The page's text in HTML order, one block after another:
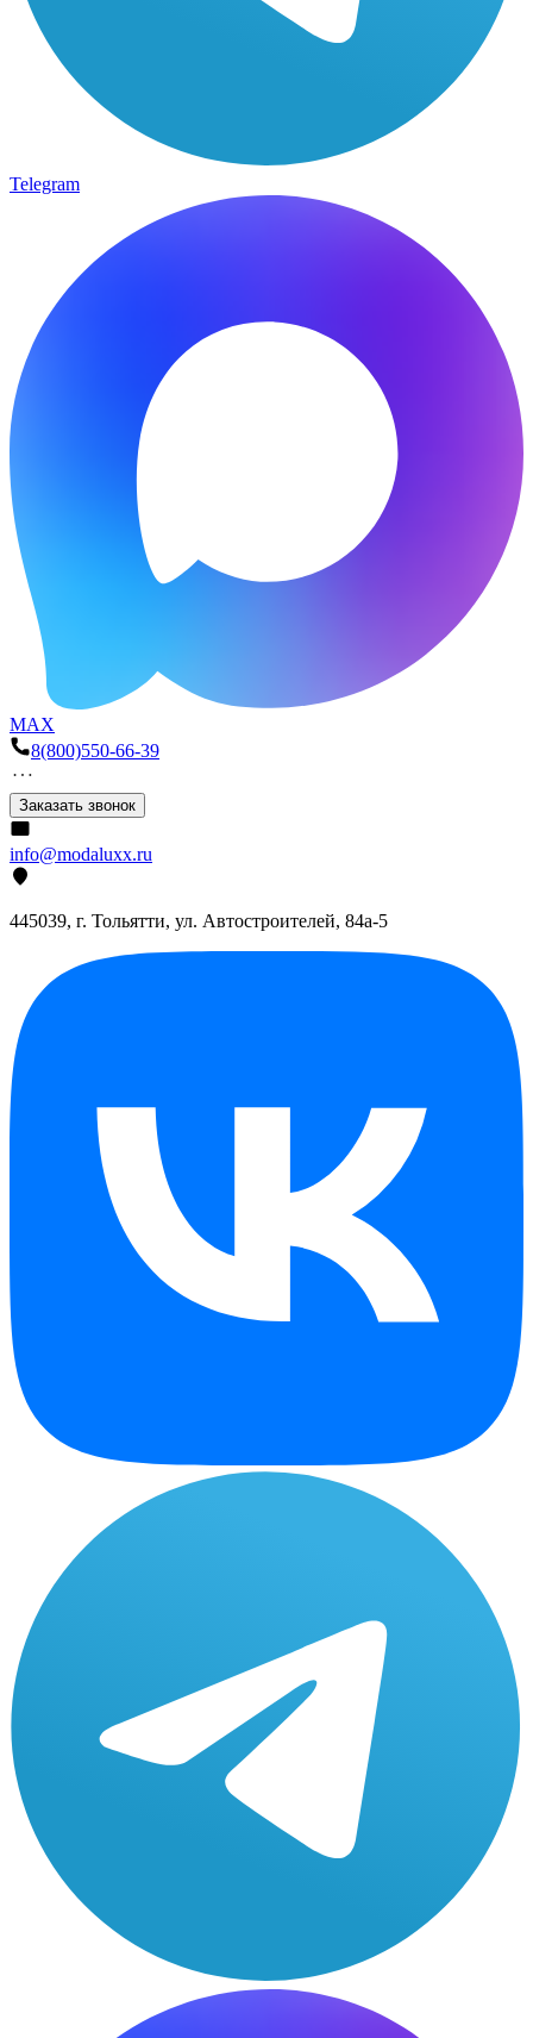
Telegram
MAX
8(800)550-66-39
Заказать звонок
info@modaluxx.ru
445039, г. Тольятти, ул. Автостроителей, 84а-5